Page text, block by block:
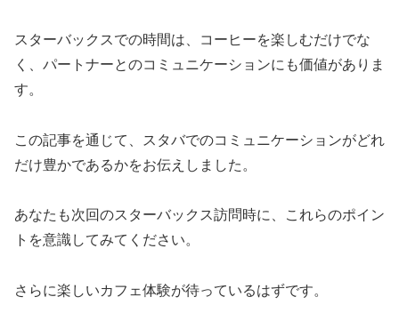
スターバックスでの時間は、コーヒーを楽しむだけでな
く、パートナーとのコミュニケーションにも価値がありま
す。
この記事を通じて、スタバでのコミュニケーションがどれ
だけ豊かであるかをお伝えしました。
あなたも次回のスターバックス訪問時に、これらのポイン
トを意識してみてください。
さらに楽しいカフェ体験が待っているはずです。